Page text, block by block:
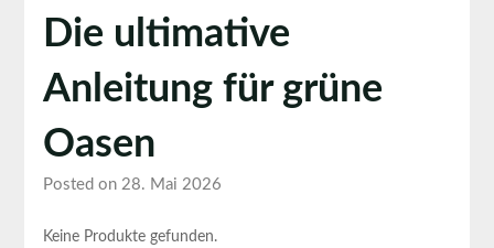
Die ultimative
Anleitung für grüne
Oasen
Posted on 28. Mai 2026
Keine Produkte gefunden.